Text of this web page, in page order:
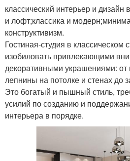
классический интерьер и дизайн
и лофт;классика и
конструктивизм.
Гостиная-студия в классическом
изобиловать привлекающими
декоративными украшениями: от
лепнины на потолке и стенах до
Это богатый и пышный стиль,
усилий по созданию и
интерьера в порядке.